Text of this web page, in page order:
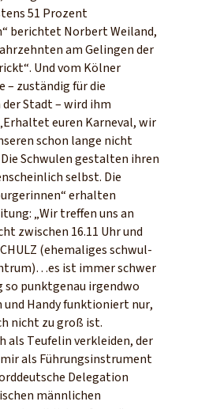
51 Prozent
berichtet Norbert Weiland,
am Gelingen der
Und vom Kölner
– zuständig für die
Stadt – wird ihm
euren Karneval, wir
schon lange nicht
Schwulen gestalten ihren
selbst. Die
erhalten
„Wir treffen uns an
zwischen 16.11 Uhr und
(ehemaliges schwul-
ist immer schwer
so punktgenau irgendwo
und Handy funktioniert nur,
nicht zu groß ist.
als Teufelin verkleiden, der
als Führungsinstrument
Delegation
männlichen